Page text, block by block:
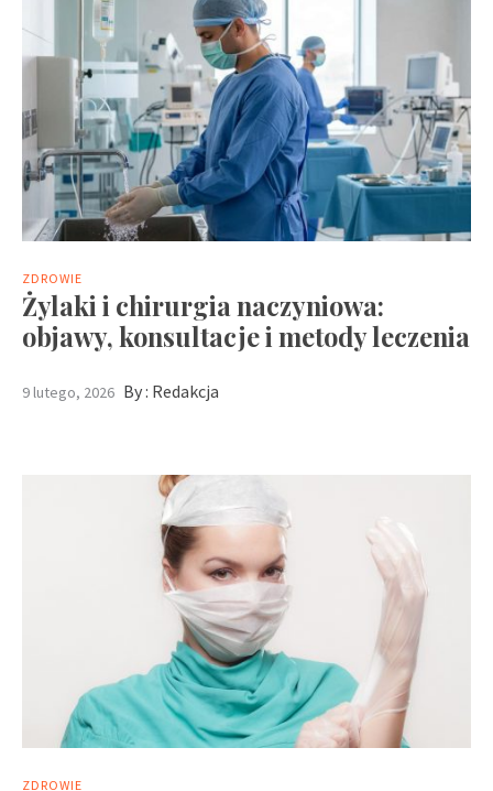
ZDROWIE
Żylaki i chirurgia naczyniowa:
objawy, konsultacje i metody leczenia
9 lutego, 2026 By : Redakcja
ZDROWIE